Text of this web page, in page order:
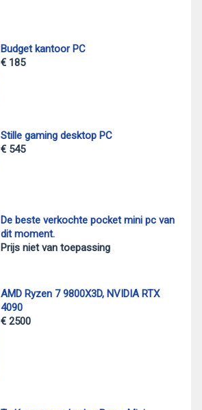
Budget kantoor PC
€ 185
Stille gaming desktop PC
€ 545
De beste verkochte pocket mini pc van
dit moment.
Prijs niet van toepassing
AMD Ryzen 7 9800X3D, NVIDIA RTX
4090
€ 2500